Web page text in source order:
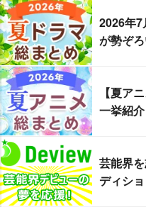
2026年7
が勢ぞろ
【夏ア
一挙紹介
芸能界
ディシ